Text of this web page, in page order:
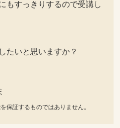
もすっきりするので受講し
たいと思いますか？
保証するものではありません。